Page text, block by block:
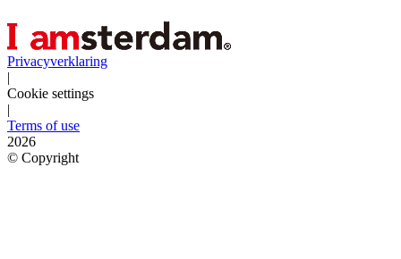
Privacyverklaring
|
Cookie settings
|
Terms of use
2026
© Copyright